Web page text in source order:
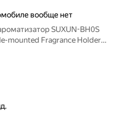
вообще нет
SUXUN-BH0S
mounted Fragrance Holder